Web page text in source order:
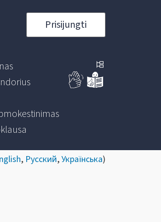
Prisijungti
, Русский,Українська)